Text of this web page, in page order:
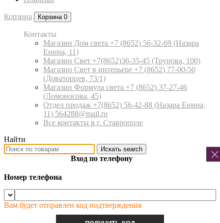
Корзина Корзина 0
Контакты
Магазин Дом света +7 (8652) 56-32-69 (Назара
Енина, 11)
Магазин Свет +7(8652)36-35-45 (Трунова, 100)
Магазин Свет в интерьере +7 (8652) 77-00-50
(Доваторцев, 73/1)
Магазин Формула света +7 (8652) 37-27-46
(Ломоносова, 45)
Отдел продаж +7(8652) 56-42-88 (Назара Енина,
11) 564288@mail.ru
Все контакты в г. Ставрополе
Найти
Искать search
Вход по телефону
Номер телефона
Вам будет отправлен код подтверждения